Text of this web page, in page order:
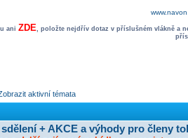
ani ZDE, položte nejdřív dotaz v příslušném vlákně a
aktivní témata
+ AKCE a výhody pro členy